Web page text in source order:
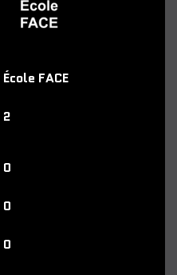
École FACE
2
0
0
0